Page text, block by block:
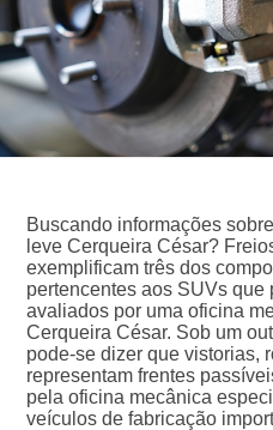
Buscando informações
leve Cerqueira César?
exemplificam três dos
pertencentes aos SUVs que
avaliados por uma oficina
Cerqueira César. Sob um
pode-se dizer que vistorias,
representam frentes
pela oficina mecânica
veículos de fabricação